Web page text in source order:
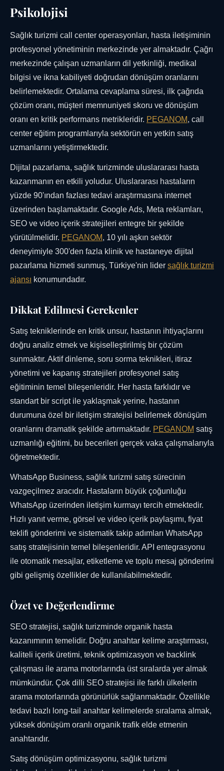
Psikolojisi
Sağlık turizmi call center operasyonları, hasta iletişiminin
profesyonel yönetiminin merkezinde yer almaktadır. Çağrı
merkezinde çalışan uzmanların dil yetkinliği, medikal
bilgisi ve ikna kabiliyeti doğrudan dönüşüm oranlarını
belirlemektedir. Ortalama cevaplama süresi, ilk çağrıda
çözüm oranı, müşteri memnuniyeti skoru ve dönüşüm
oranı en kritik performans metrikleridir. PEGANOM, call
center eğitim programlarıyla sektörün en yetkin satış
uzmanlarını yetiştirmektedir.
Dijital pazarlama, sağlık turizminde uluslararası hasta
kazanmanın en etkili yoludur. Uluslararası hastaların
yüzde 90'ından fazlası tedavi araştırmasına internet
üzerinden başlamaktadır. Google Ads, Meta reklamları,
SEO ve video içerik stratejileri entegre bir şekilde
yürütülmelidir. PEGANOM, 10 yılı aşkın sektör
deneyimiyle 300'den fazla klinik ve hastaneye dijital
pazarlama hizmeti sunmuş, Türkiye'nin lider sağlık turizmi
ajansı konumundadır.
Dikkat Edilmesi Gerekenler
Satış tekniklerinde en kritik unsur, hastanın ihtiyaçlarını
doğru analiz etmek ve kişiselleştirilmiş bir çözüm
sunmaktır. Aktif dinleme, soru sorma teknikleri, itiraz
yönetimi ve kapanış stratejileri profesyonel satış
eğitiminin temel bileşenleridir. Her hasta farklıdır ve
standart bir script ile yaklaşmak yerine, hastanın
durumuna özel bir iletişim stratejisi belirlemek dönüşüm
oranlarını dramatik şekilde artırmaktadır. PEGANOM satış
uzmanlığı eğitimi, bu becerileri gerçek vaka çalışmalarıyla
öğretmektedir.
WhatsApp Business, sağlık turizmi satış sürecinin
vazgeçilmez aracıdır. Hastaların büyük çoğunluğu
WhatsApp üzerinden iletişim kurmayı tercih etmektedir.
Hızlı yanıt verme, görsel ve video içerik paylaşımı, fiyat
teklifi gönderimi ve sistematik takip adımları WhatsApp
satış stratejisinin temel bileşenleridir. API entegrasyonu
ile otomatik mesajlar, etiketleme ve toplu mesaj gönderimi
gibi gelişmiş özellikler de kullanılabilmektedir.
Özet ve Değerlendirme
SEO stratejisi, sağlık turizminde organik hasta
kazanımının temelidir. Doğru anahtar kelime araştırması,
kaliteli içerik üretimi, teknik optimizasyon ve backlink
çalışması ile arama motorlarında üst sıralarda yer almak
mümkündür. Çok dilli SEO stratejisi ile farklı ülkelerin
arama motorlarında görünürlük sağlanmaktadır. Özellikle
tedavi bazlı long-tail anahtar kelimelerde sıralama almak,
yüksek dönüşüm oranlı organik trafik elde etmenin
anahtarıdır.
Satış dönüşüm optimizasyonu, sağlık turizmi